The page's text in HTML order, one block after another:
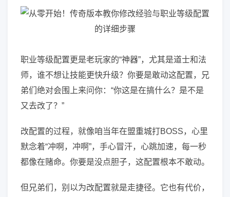
职业等级配置更是老玩家的“神器”，尤其是道士和法
师，谁不想让技能更快升级？你要是敢动这配置，兄
弟们绝对会围上来问你：“你这是在搞什么？是不是
又去改了？”
改配置的过程，就像咱当年在盟重城打BOSS，心里
默念着“冲啊，冲啊”，手心冒汗，心跳加速，每一秒
都像在赌命。你要是没点胆子，这配置根本不敢动。
但兄弟们，别以为改配置就是走捷径。它也有代价，